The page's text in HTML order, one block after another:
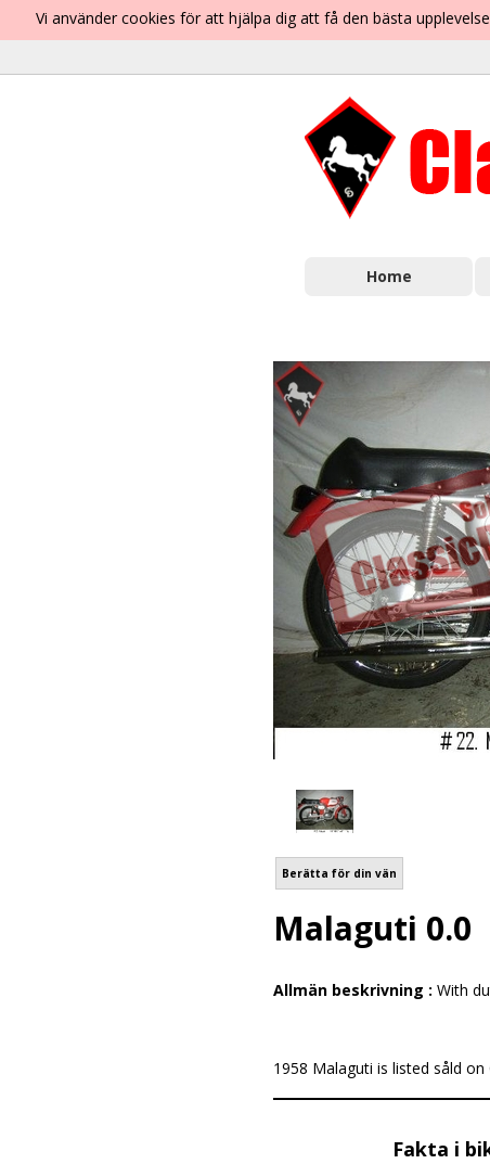
Vi använder cookies för att hjälpa dig att få den bästa
Home
Berätta för din vän
Malaguti 0.0
Allmän beskrivning : With
1958 Malaguti is listed såld
Fakta i